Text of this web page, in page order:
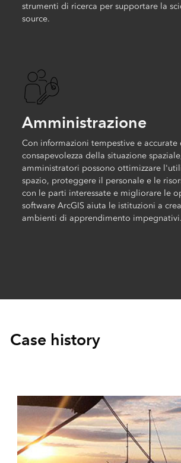
strumenti di ricerca per supportare la
source.
Amministrazione
Con informazioni tempestive e accurate
consapevolezza della situazione
amministratori possono ottimizzare
spazio, proteggere il personale e le
con le parti interessate e migliorare le
software ArcGIS aiuta le istituzioni a
ambienti di apprendimento impegnativi.
Case history